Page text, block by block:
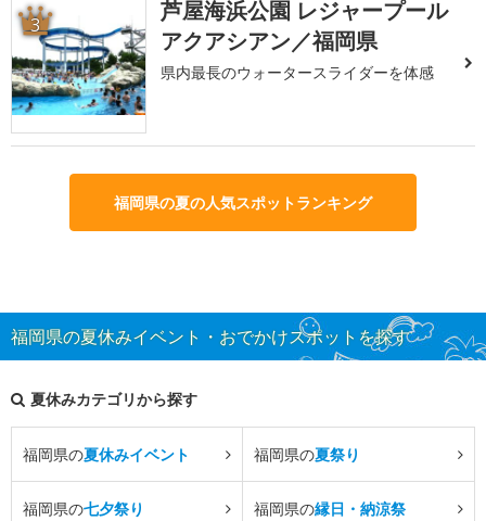
3
芦屋海浜公園 レジャープール
アクアシアン／福岡県
県内最長のウォータースライダーを体感
福岡県の夏の人気スポットランキング
福岡県の夏休みイベント・おでかけスポットを探す
夏休みカテゴリから探す
福岡県の夏休みイベント 福岡県の夏祭り
福岡県の七夕祭り 福岡県の縁日・納涼祭